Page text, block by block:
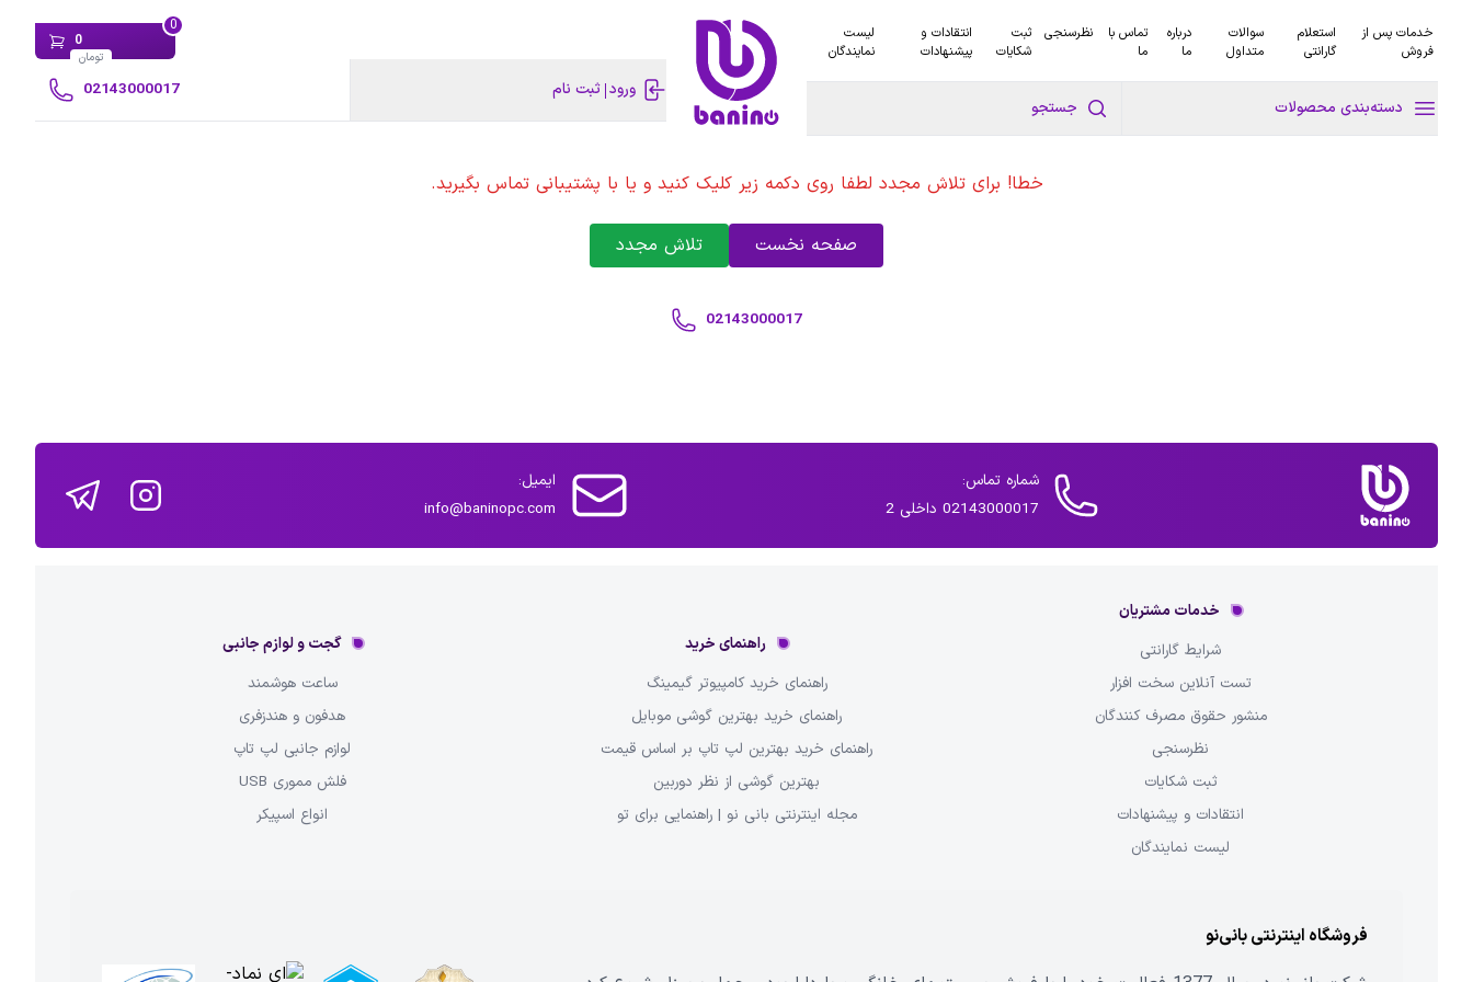
خدمات پس از
فروش
استعلام
گارانتی
سوالات
متداول
درباره
ما
تماس با
ما
نظرسنجی
ثبت
شکایات
انتقادات و
پیشنهادات
لیست
نمایندگان
دسته‌بندی محصولات جستجو
0
0
تومان
ورود ثبت نام 02143000017
خطا! برای تلاش مجدد لطفا روی دکمه زیر کلیک کنید و یا با پشتیبانی تماس بگیرید.
صفحه نخست تلاش مجدد
02143000017
شماره تماس:
02143000017 داخلی 2
ایمیل:
info@baninopc.com
خدمات مشتریان
شرایط گارانتی
تست آنلاین سخت افزار
منشور حقوق مصرف کنندگان
نظرسنجی
ثبت شکایات
انتقادات و پیشنهادات
لیست نمایندگان
راهنمای خرید
راهنمای خرید کامپیوتر گیمینگ
راهنمای خرید بهترین گوشی موبایل
راهنمای خرید بهترین لپ تاپ بر اساس قیمت
بهترین گوشی از نظر دوربین
مجله اینترنتی بانی نو | راهنمایی برای تو
گجت و لوازم جانبی
ساعت هوشمند
هدفون و هندزفری
لوازم جانبی لپ تاپ
فلش مموری USB
انواع اسپیکر
فروشگاه اینترنتی بانی‌نو